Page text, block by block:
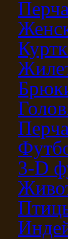
3-D